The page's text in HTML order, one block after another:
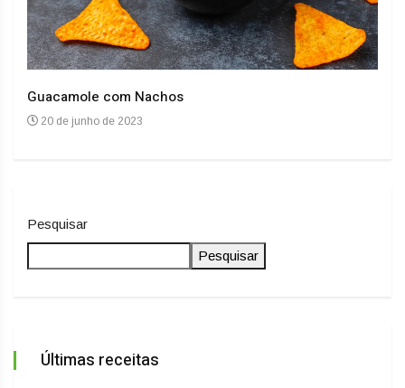
Guacamole com Nachos
20 de junho de 2023
Pesquisar
Pesquisar
Últimas receitas